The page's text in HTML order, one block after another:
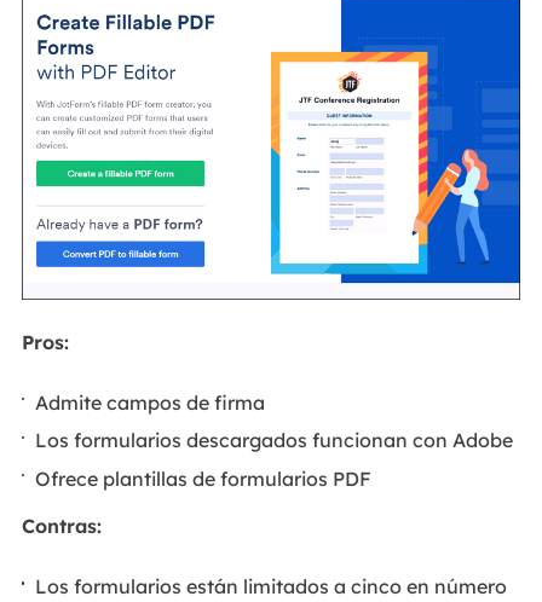
Pros:
Admite campos de firma
Los formularios descargados funcionan con Adobe
Ofrece plantillas de formularios PDF
Contras:
Los formularios están limitados a cinco en número